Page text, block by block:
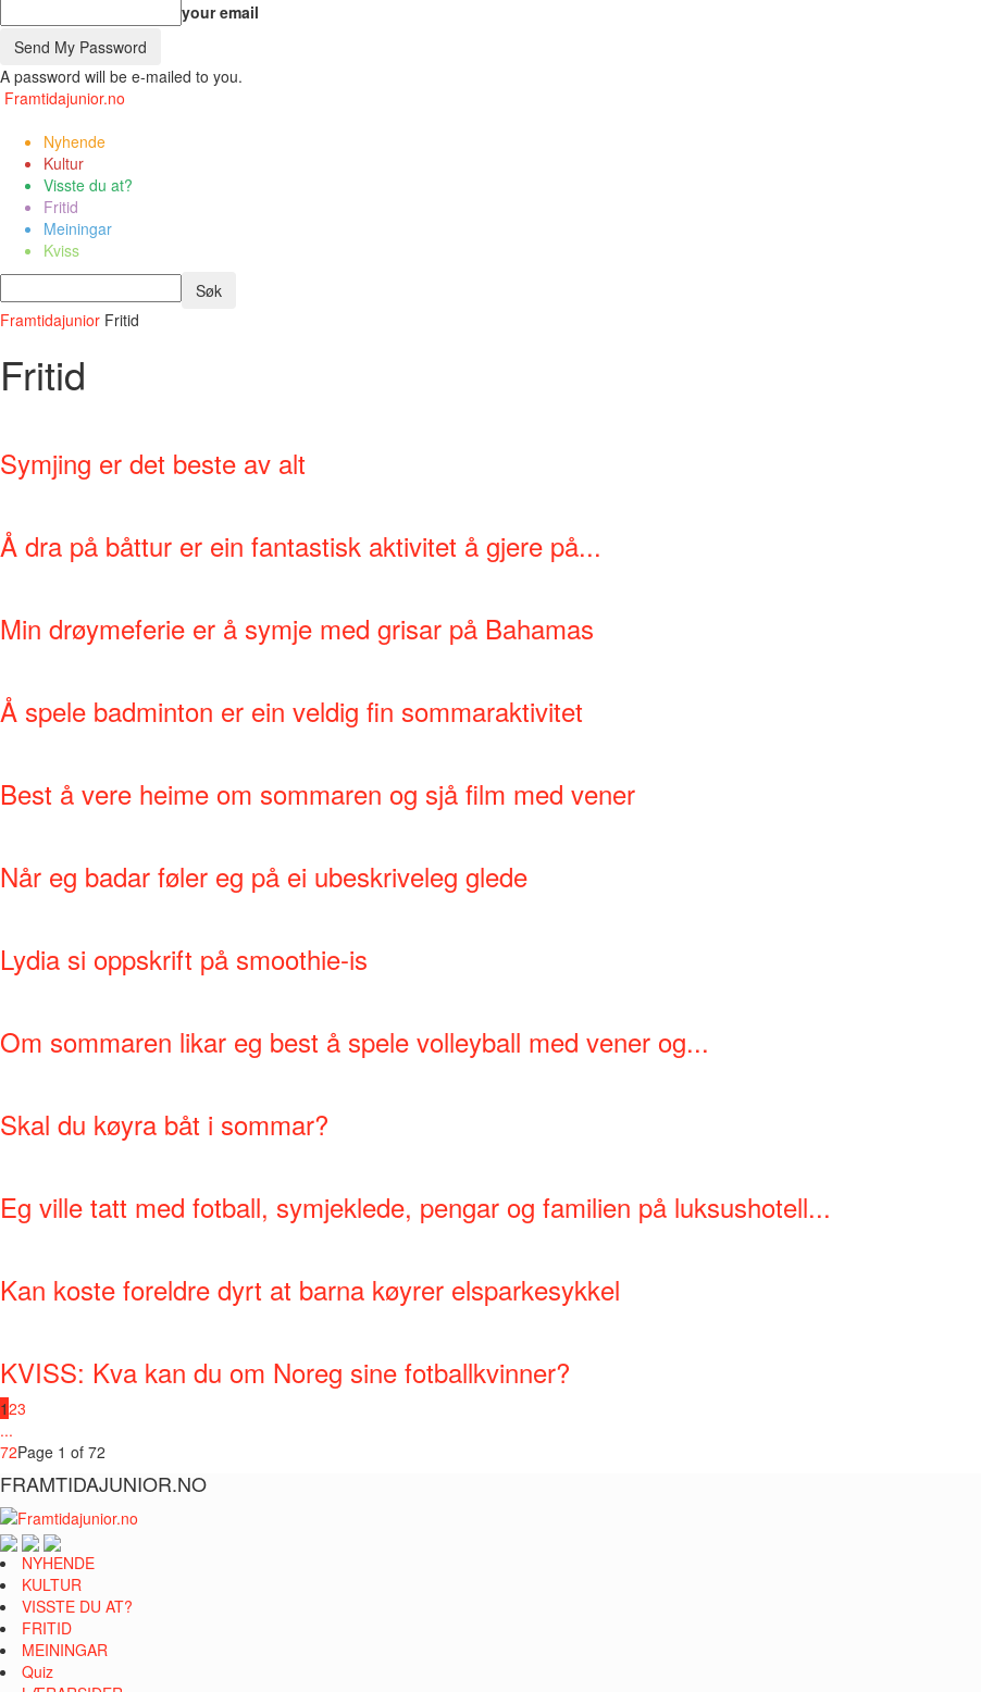
your email
A password will be e-mailed to you.
Framtidajunior.no
Nyhende
Kultur
Visste du at?
Fritid
Meiningar
Kviss
Framtidajunior Fritid
Fritid
Symjing er det beste av alt
Å dra på båttur er ein fantastisk aktivitet å gjere på...
Min drøymeferie er å symje med grisar på Bahamas
Å spele badminton er ein veldig fin sommaraktivitet
Best å vere heime om sommaren og sjå film med vener
Når eg badar føler eg på ei ubeskriveleg glede
Lydia si oppskrift på smoothie-is
Om sommaren likar eg best å spele volleyball med vener og...
Skal du køyra båt i sommar?
Eg ville tatt med fotball, symjeklede, pengar og familien på luksushotell...
Kan koste foreldre dyrt at barna køyrer elsparkesykkel
KVISS: Kva kan du om Noreg sine fotballkvinner?
123
...
72Page 1 of 72
FRAMTIDAJUNIOR.NO
NYHENDE
KULTUR
VISSTE DU AT?
FRITID
MEININGAR
Quiz